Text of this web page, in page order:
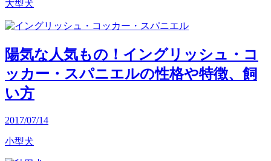
大型犬
陽気な人気もの！イングリッシュ・コ
ッカー・スパニエルの性格や特徴、飼
い方
2017/07/14
小型犬